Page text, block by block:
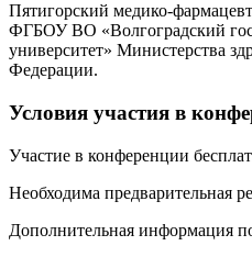
Пятигорский медико-
ФГБОУ ВО «Волгоградский
университет» Министерства
Федерации.
Условия участия в
Участие в конференции
Необходима предварительная
Дополнительная информация